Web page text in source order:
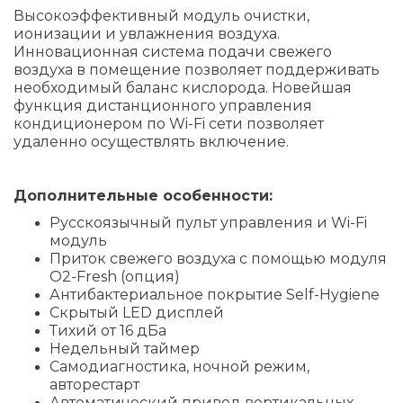
Высокоэффективный модуль очистки,
ионизации и увлажнения воздуха.
Инновационная система подачи свежего
воздуха в помещение позволяет поддерживать
необходимый баланс кислорода. Новейшая
функция дистанционного управления
кондиционером по Wi-Fi сети позволяет
удаленно осуществлять включение.
Дополнительные особенности:
Русскоязычный пульт управления и Wi-Fi
модуль
Приток свежего воздуха с помощью модуля
O2-Fresh (опция)
Антибактериальное покрытие Self-Hygiene
Скрытый LED дисплей
Тихий от 16 дБа
Недельный таймер
Самодиагностика, ночной режим,
авторестарт